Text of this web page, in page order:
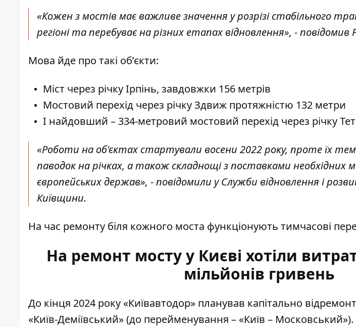
«Кожен з мостів має важливе значення у розрізі стабільного
регіоні та перебуває на різних етапах відновлення», - повідомив
Мова йде про такі об’єкти:
Міст через річку Ірпінь, завдовжки 156 метрів
Мостовий перехід через річку Здвиж протяжністю 132 метри
І найдовший – 334-метровий мостовий перехід через річку
«Роботи на об'єктах стартували восени 2022 року, проте їх
паводок на річках, а також складнощі з поставками необхідних
європейських держав», - повідомили у Служби відновлення і
Київщини.
На час ремонту біля кожного моста функціонують тимчасові
На ремонт мосту у Києві хотіли
мільйонів гривень
До кінця 2024 року «Київавтодор» планував капітально
«Київ-Деміївський» (до перейменування – «Київ – Московський»).